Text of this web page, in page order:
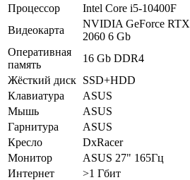
Процессор Intel Core i5-10400F
Видеокарта
NVIDIA GeForce RTX
2060 6 Gb
Оперативная
память
16 Gb DDR4
Жёсткий диск SSD+HDD
Клавиатура
ASUS
Мышь
ASUS
Гарнитура
ASUS
Кресло
DxRacer
Монитор
ASUS 27" 165Гц
Интернет
>1 Гбит